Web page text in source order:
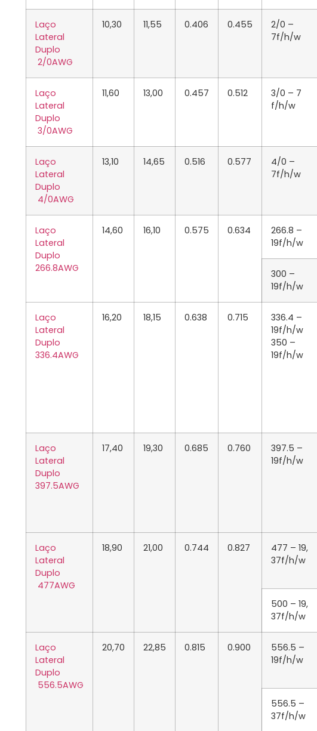
Laço
Lateral
Duplo
2/0AWG
10,30 11,55 0.406 0.455
2/0 –
7f/h/w
Laço
Lateral
Duplo
3/0AWG
11,60 13,00 0.457 0.512
3/0 – 7
f/h/w
Laço
Lateral
Duplo
4/0AWG
13,10 14,65 0.516 0.577
4/0 –
7f/h/w
Laço
Lateral
Duplo
266.8AWG
14,60 16,10 0.575 0.634
266.8 –
19f/h/w
300 –
19f/h/w
Laço
Lateral
Duplo
336.4AWG
16,20 18,15 0.638 0.715
336.4 –
19f/h/w
350 –
19f/h/w
Laço
Lateral
Duplo
397.5AWG
17,40 19,30 0.685 0.760
397.5 –
19f/h/w
Laço
Lateral
Duplo
477AWG
18,90 21,00 0.744 0.827
477 – 19,
37f/h/w
500 – 19,
37f/h/w
Laço
Lateral
Duplo
556.5AWG
20,70 22,85 0.815 0.900
556.5 –
19f/h/w
556.5 –
37f/h/w